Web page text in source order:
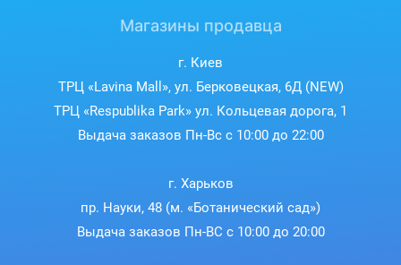
Магазины продавца
г. Киев
ТРЦ «Lavina Mall», ул. Берковецкая, 6Д (NEW)
ТРЦ «Respublika Park» ул. Кольцевая дорога, 1
Выдача заказов Пн-Вс с 10:00 до 22:00
г. Харьков
пр. Науки, 48 (м. «Ботанический сад»)
Выдача заказов Пн-ВС с 10:00 до 20:00